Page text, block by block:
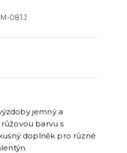
a doplňky
081J
jemný a
barvu s
doplněk pro různé